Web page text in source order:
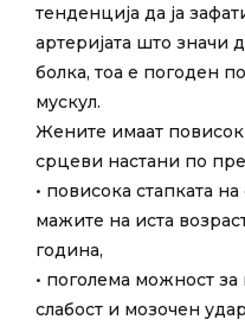
тенденција да ја
артеријата што значи
болка, тоа е погоден
мускул.
Жените имаат
срцеви настани по
• повисока стапката
мажите на иста
година,
• поголема можност
слабост и мозочен